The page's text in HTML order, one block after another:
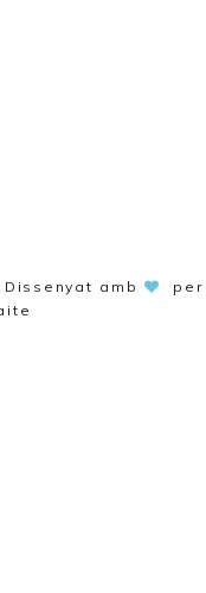
. Dissenyat amb
per